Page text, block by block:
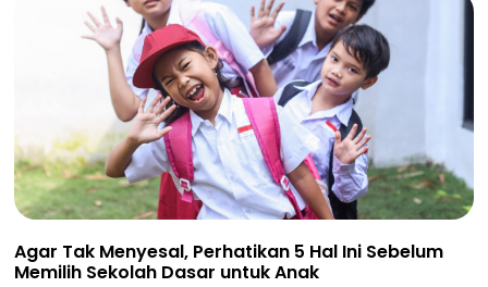
Agar Tak Menyesal, Perhatikan 5 Hal Ini Sebelum
Memilih Sekolah Dasar untuk Anak